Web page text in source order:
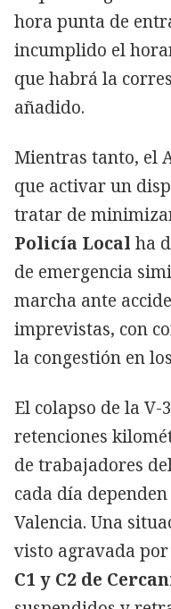
hora punta de
incumplido el
que habrá la
añadido.
Mientras tanto, el
que activar un
tratar de
Policía Local ha
de emergencia
marcha ante
imprevistas, con
la congestión en
El colapso de la V-
retenciones
de trabajadores
cada día
Valencia. Una
visto agravada
C1 y C2 de